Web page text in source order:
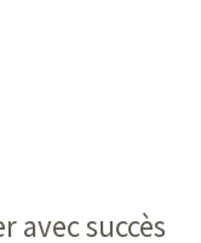
avec succès